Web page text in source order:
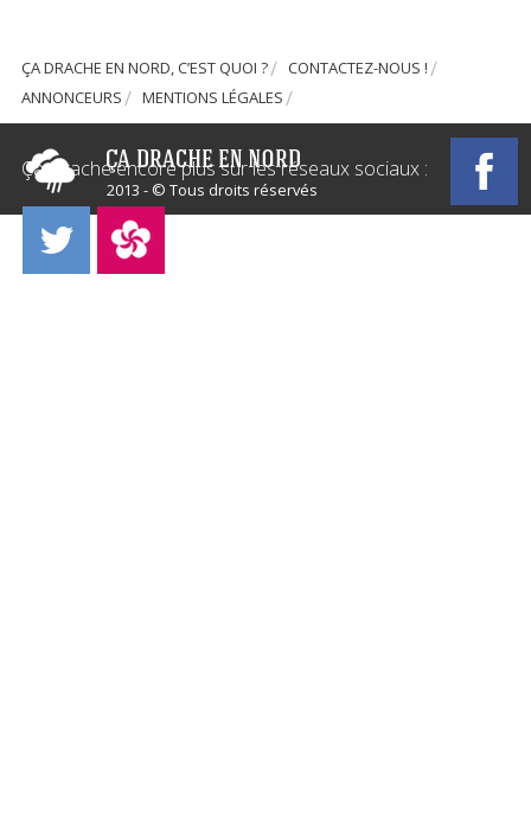
ÇA DRACHE EN NORD, C’EST QUOI ?
CONTACTEZ-NOUS !
ANNONCEURS
MENTIONS LÉGALES
2013 - © Tous droits réservés
Ça Drache encore plus sur les réseaux sociaux :